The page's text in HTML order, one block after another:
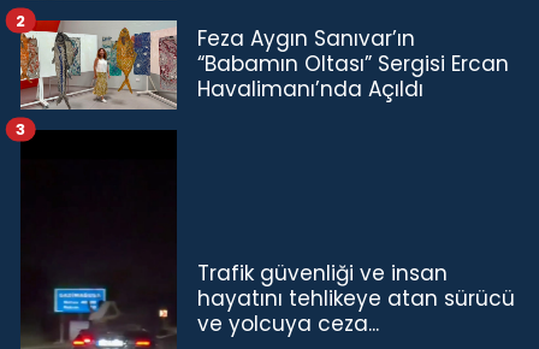
Feza Aygın Sanıvar’ın
“Babamın Oltası” Sergisi Ercan
Havalimanı’nda Açıldı
2
Trafik güvenliği ve insan
hayatını tehlikeye atan sürücü
ve yolcuya ceza...
3